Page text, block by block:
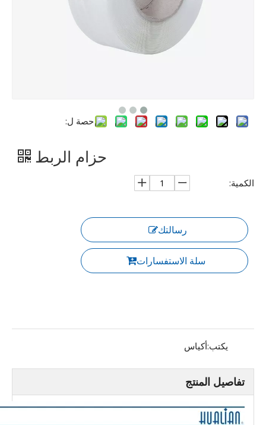
حصة ل:
حزام الربط
الكمية:
رسالتك
سلة الاستفسارات
يكتب:أكياس
تفاصيل المنتج